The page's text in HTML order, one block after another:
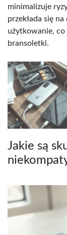
minimalizuje
przekłada się
użytkowanie,
bransoletki.
Jakie są